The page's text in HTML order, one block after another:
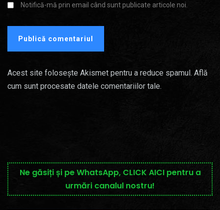
Notifică-mă prin email când sunt publicate articole noi.
Acest site folosește Akismet pentru a reduce spamul. Află
cum sunt procesate datele comentariilor tale.
Ne găsiți și pe WhatsApp, CLICK AICI pentru a
urmări canalul nostru!